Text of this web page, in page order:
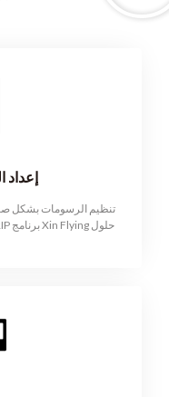
إعداد
تنظيم الرسومات بشكل